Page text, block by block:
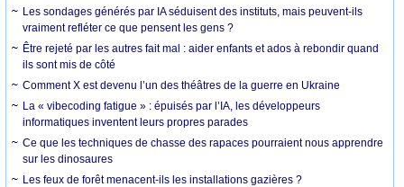
Les sondages générés par IA séduisent des instituts, mais peuvent-ils
vraiment refléter ce que pensent les gens ?
Être rejeté par les autres fait mal : aider enfants et ados à rebondir quand
ils sont mis de côté
Comment X est devenu l’un des théâtres de la guerre en Ukraine
La « vibecoding fatigue » : épuisés par l’IA, les développeurs
informatiques inventent leurs propres parades
Ce que les techniques de chasse des rapaces pourraient nous apprendre
sur les dinosaures
Les feux de forêt menacent-ils les installations gazières ?